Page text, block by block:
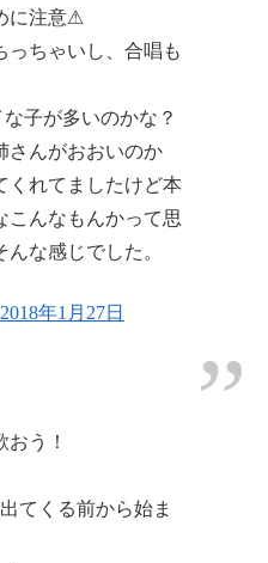
に注意⚠
っちゃいし、合唱も
子が多いのかな？
さんがおおいのか
くれてましたけど本
こんなもんかって思
な感じでした。
2018年1月27日
う！
てくる前から始ま